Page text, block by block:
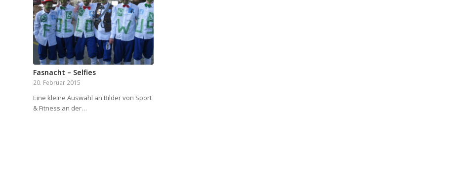
Fasnacht – Selfies
20. Februar 2015
Eine kleine Auswahl an Bilder von Sport
& Fitness an der…